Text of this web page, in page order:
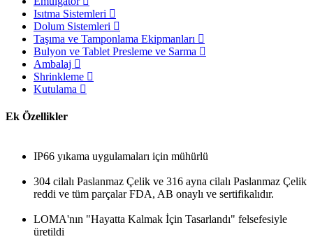
Isıtma Sistemleri
Dolum Sistemleri
Taşıma ve Tamponlama Ekipmanları
Bulyon ve Tablet Presleme ve Sarma
Ambalaj
Shrinkleme
Kutulama
Ek Özellikler
IP66 yıkama uygulamaları için mühürlü
304 cilalı Paslanmaz Çelik ve 316 ayna cilalı Paslanmaz Çelik
reddi ve tüm parçalar FDA, AB onaylı ve sertifikalıdır.
LOMA'nın "Hayatta Kalmak İçin Tasarlandı" felsefesiyle
üretildi